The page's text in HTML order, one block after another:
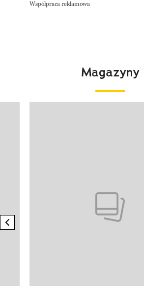
Współpraca reklamowa
Magazyny
previous element